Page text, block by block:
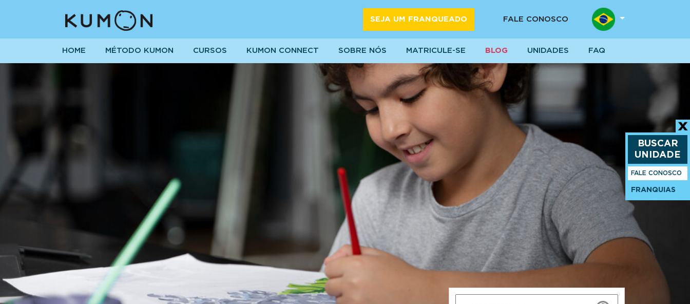
SEJA UM FRANQUEADO FALE CONOSCO
HOME MÉTODO KUMON CURSOS KUMON CONNECT SOBRE NÓS MATRICULE-SE BLOG UNIDADES FAQ
BUSCAR
UNIDADE
FALE CONOSCO
FRANQUIAS